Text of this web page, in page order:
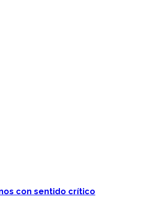
con sentido crítico